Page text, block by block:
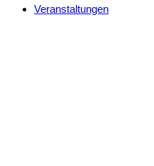
Veranstaltungen